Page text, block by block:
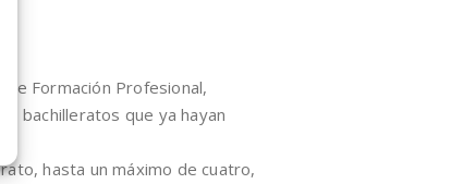
Formación Profesional,
bachilleratos que ya hayan
hasta un máximo de cuatro,